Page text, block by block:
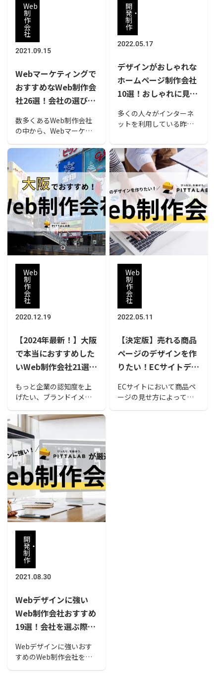
Web
制
作
会
社
2021.09.15
Webマーケティングで
おすすめなWeb制作会
社26選！会社の選び方
数多くあるWeb制作会社
の中から、Webマーケテ
制作会社をまとめまし
た。実績豊富な会社や
SEOに強い会社などweb
マーケティングを得意と
する会社を紹介します。
ぜひこの記事を参考にし
て制作依頼を検討してみ
てください。
開
発・
制
作
2022.05.17
デザインがおしゃれな
ホームページ制作会社
10選！おしゃれに見え
れなホームページの事
多くの人々がインターネ
ットを利用している昨
ページはブランドイメー
ジを伝えるために非常に
重要な存在です。この記
事ではおしゃれなホーム
ページを制作する重要性
とおすすめの制作会社を
紹介します。さらに、制
作会社の選び方やおしゃ
れなホームページの事例
も紹介しているので、制
作会社を選ぶ際の参考に
Web
制
作
会
社
2020.12.19
【2024年最新！】大阪
で本当におすすめした
いWeb制作会社21選！
説
もっと企業の認知度を上
げたい、ブランドイメー
を延ばしたい、どこの企
業もそんな課題を抱えて
いるでしょう。効率よく
課題解決を目指すなら
「Webサイト」が最適。
今回は大阪府にあるWeb
制作会社をご紹介しま
す。
Web
制
作
会
社
2022.05.11
【決定版】売れる商品
ページのデザインを作
りたい！ECサイトデザ
もご紹介
ECサイトにおいて商品ペ
ージの見せ方によって販
開
発・
制
作
2021.08.30
Webデザインに強い
Web制作会社おすすめ
19選！会社を選ぶ際の
の種類も紹介
Webデザインに強いおす
すめのWeb制作会社をを